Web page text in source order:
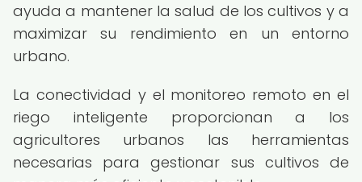
ayuda a mantener la salud de los cultivos y a
maximizar su rendimiento en un entorno
urbano.
La conectividad y el monitoreo remoto en el
riego inteligente proporcionan a los
agricultores urbanos las herramientas
necesarias para gestionar sus cultivos de